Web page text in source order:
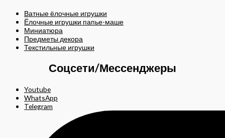
Ватные ёлочные игрушки
Ёлочные игрушки папье-маше
Миниатюра
Предметы декора
Текстильные игрушки
Соцсети/Мессенджеры
Youtube
WhatsApp
Telegram